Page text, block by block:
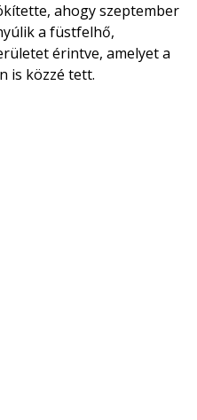
ahogy szeptember
a füstfelhő,
érintve, amelyet a
is közzé tett.